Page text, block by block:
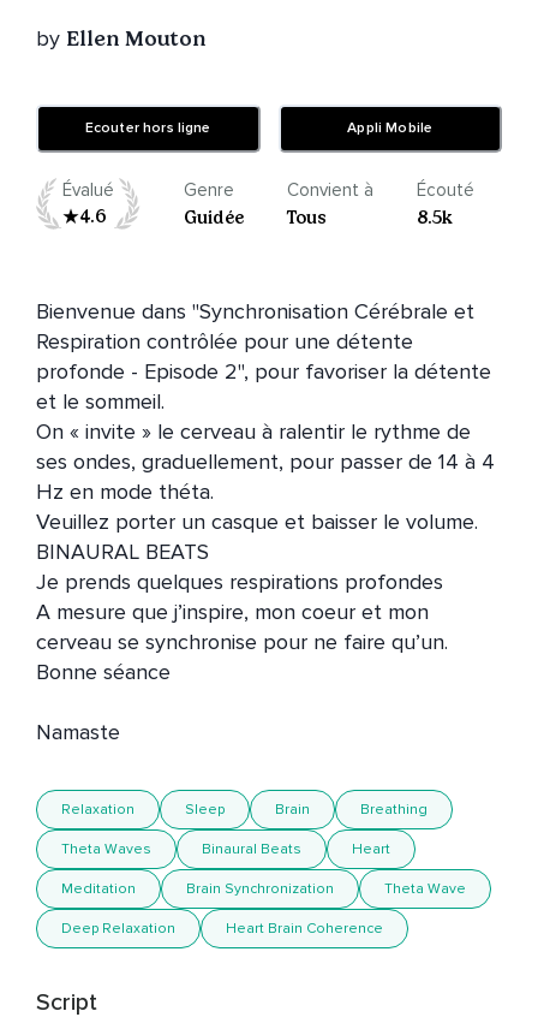
by Ellen Mouton
Ecouter hors ligne Appli Mobile
Évalué
4.6
Genre
Guidée
Convient à
Tous
Écouté
8.5k
Bienvenue dans "Synchronisation Cérébrale et
Respiration contrôlée pour une détente
profonde - Episode 2", pour favoriser la détente
et le sommeil.
On « invite » le cerveau à ralentir le rythme de
ses ondes, graduellement, pour passer de 14 à 4
Hz en mode théta.
Veuillez porter un casque et baisser le volume.
BINAURAL BEATS
Je prends quelques respirations profondes
A mesure que j’inspire, mon coeur et mon
cerveau se synchronise pour ne faire qu’un.
Bonne séance
Namaste
Relaxation Sleep Brain Breathing
Theta Waves Binaural Beats Heart
Meditation Brain Synchronization Theta Wave
Deep Relaxation Heart Brain Coherence
Script